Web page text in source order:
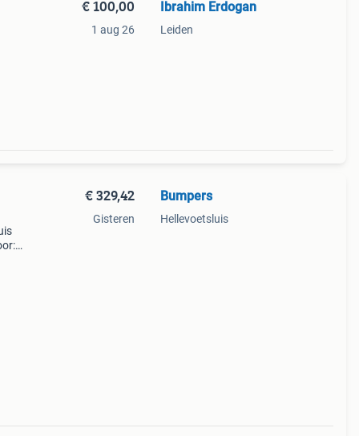
€ 100,00
1 aug 26
Ibrahim Erdogan
Leiden
€ 329,42
Gisteren
Bumpers
Hellevoetsluis